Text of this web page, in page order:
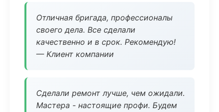
Отличная бригада, профессионалы
своего дела. Все сделали
качественно и в срок. Рекомендую!
— Клиент компании
Сделали ремонт лучше, чем ожидали.
Мастера - настоящие профи. Будем